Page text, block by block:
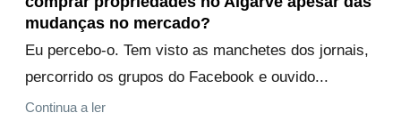
mudanças no mercado?
Eu percebo-o. Tem visto as manchetes dos jornais,
percorrido os grupos do Facebook e ouvido...
Continua a ler